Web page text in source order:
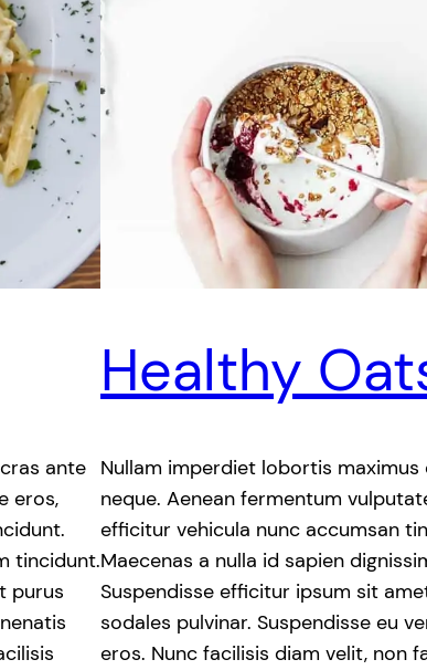
ante
eros,
tincidunt.
purus
Healthy
Nullam imperdiet lobortis maximus
neque. Aenean fermentum
efficitur vehicula nunc accumsan
Maecenas a nulla id sapien
Suspendisse efficitur ipsum sit
sodales pulvinar. Suspendisse eu
eros. Nunc facilisis diam velit, non